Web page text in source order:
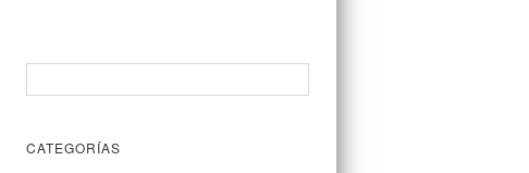
CATEGORÍAS